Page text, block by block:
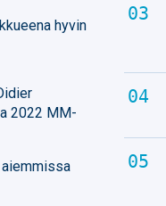
hyvin
2022 MM-